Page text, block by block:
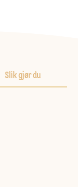
Slik gjør du